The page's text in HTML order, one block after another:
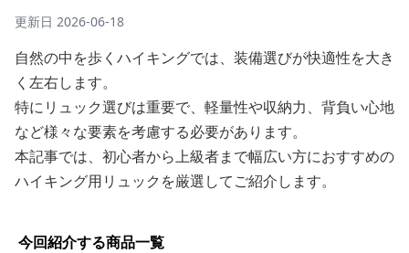
更新日 2026-06-18
自然の中を歩くハイキングでは、装備選びが快適性を大き
く左右します。
特にリュック選びは重要で、軽量性や収納力、背負い心地
など様々な要素を考慮する必要があります。
本記事では、初心者から上級者まで幅広い方におすすめの
ハイキング用リュックを厳選してご紹介します。
今回紹介する商品一覧